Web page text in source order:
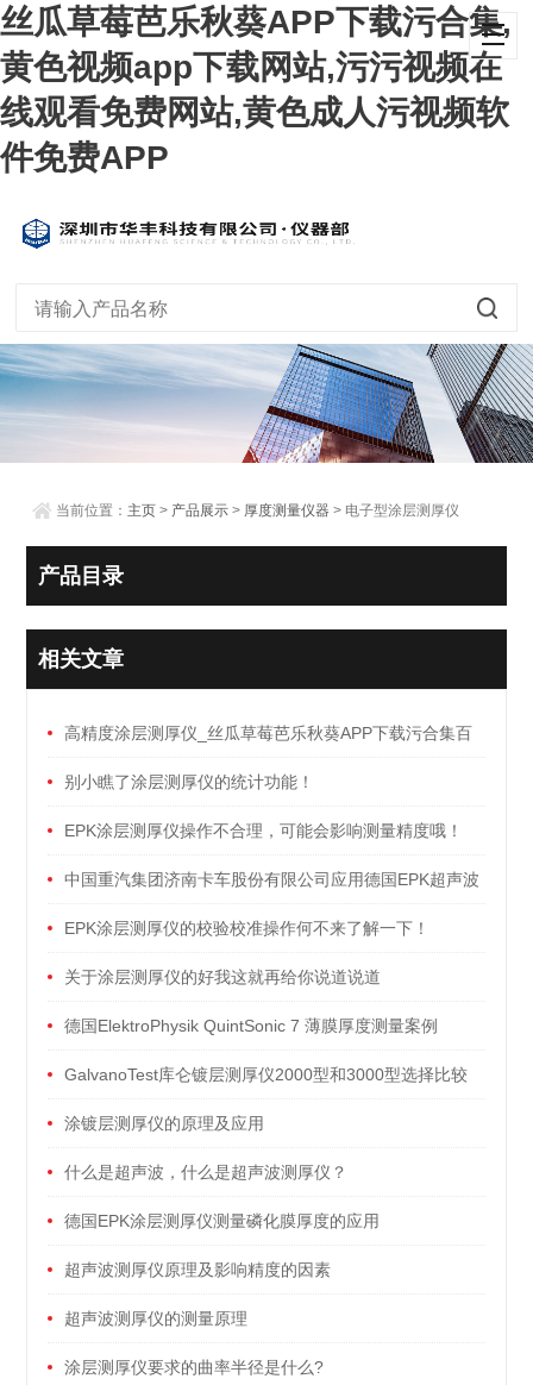
丝瓜草莓芭乐秋葵APP下载污合集,
黄色视频app下载网站,污污视频在
线观看免费网站,黄色成人污视频软
件免费APP
当前位置： 主页 > 产品展示 > 厚度测量仪器 > 电子型涂层测厚仪
产品目录
相关文章
高精度涂层测厚仪_丝瓜草莓芭乐秋葵APP下载污合集百
科 别小瞧了涂层测厚仪的统计功能！
EPK涂层测厚仪操作不合理，可能会影响测量精度哦！
中国重汽集团济南卡车股份有限公司应用德国EPK超声波
涂层测厚仪检测塑料保险杠分层涂层厚度
EPK涂层测厚仪的校验校准操作何不来了解一下！
关于涂层测厚仪的好我这就再给你说道说道
德国ElektroPhysik QuintSonic 7 薄膜厚度测量案例
GalvanoTest库仑镀层测厚仪2000型和3000型选择比较
涂镀层测厚仪的原理及应用
什么是超声波，什么是超声波测厚仪？
德国EPK涂层测厚仪测量磷化膜厚度的应用
超声波测厚仪原理及影响精度的因素
超声波测厚仪的测量原理
涂层测厚仪要求的曲率半径是什么?